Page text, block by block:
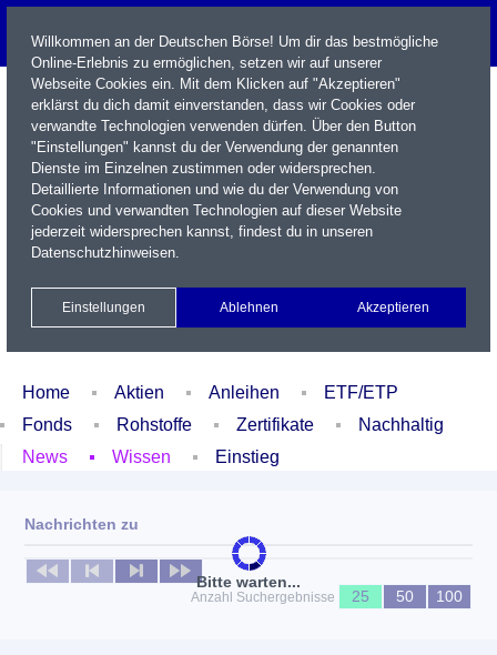
Name / WKN / ISIN / Kürzel
Xetra Realtime
Watchlist Portfolio Login
Home Aktien Anleihen
ETF/ETP
Fonds
Rohstoffe Zertifikate
Nachhaltig
News
Wissen Einstieg
Bitte warten...
Nachrichten zu
Keine News verfügbar
Anzahl Suchergebnisse
25 50 100
Willkommen an der Deutschen Börse! Um dir das bestmögliche
Online-Erlebnis zu ermöglichen, setzen wir auf unserer
Webseite Cookies ein. Mit dem Klicken auf "Akzeptieren"
erklärst du dich damit einverstanden, dass wir Cookies oder
verwandte Technologien verwenden dürfen. Über den Button
"Einstellungen" kannst du der Verwendung der genannten
Dienste im Einzelnen zustimmen oder widersprechen.
Detaillierte Informationen und wie du der Verwendung von
Cookies und verwandten Technologien auf dieser Website
jederzeit widersprechen kannst, findest du in unseren
Datenschutzhinweisen.
Einstellungen Ablehnen Akzeptieren